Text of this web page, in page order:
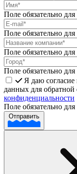
Поле обязательно
Поле обязательно
Поле обязательно
Поле обязательно
Я даю
данных для обратной
конфиденциальности
Поле обязательно
Отправить